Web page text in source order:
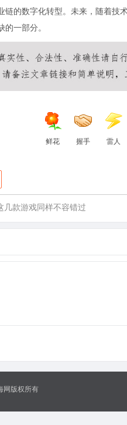
链的数字化转型。未来，随着
一部分。
鲜花 握手 雷人
几款游戏同样不容错过
网版权所有